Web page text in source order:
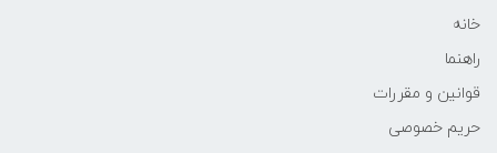
خانه
راهنما
قوانین و مقررات
حریم خصوصی